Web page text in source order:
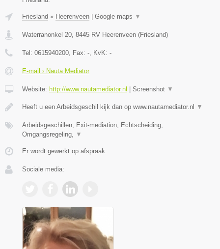
Friesland » Heerenveen Google maps ▼
Waterranonkel 20 8445 RV Heerenveen (Friesland)
Tel: 0615940200 , Fax: - , KvK: -
E-mail › Nauta Mediator
Website: http://www.nautamediator.nl Screenshot ▼
Heeft u een Arbeidsgeschil kijk dan op www.nautamediator.nl ▼
Arbeidsgeschillen, Exit-mediation, Echtscheiding,
Omgangsregeling,
▼
Er wordt gewerkt op afspraak.
Sociale media: